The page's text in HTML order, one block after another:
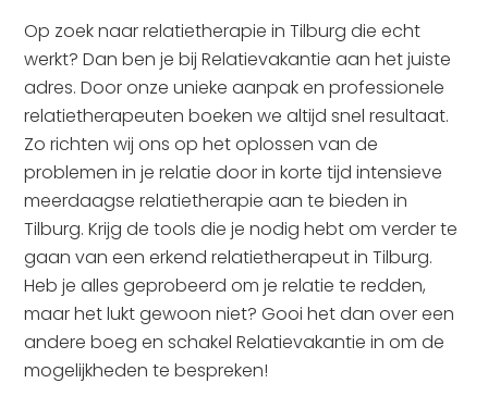
Op zoek naar relatietherapie in Tilburg die echt
werkt? Dan ben je bij Relatievakantie aan het juiste
adres. Door onze unieke aanpak en professionele
relatietherapeuten boeken we altijd snel resultaat.
Zo richten wij ons op het oplossen van de
problemen in je relatie door in korte tijd intensieve
meerdaagse relatietherapie aan te bieden in
Tilburg. Krijg de tools die je nodig hebt om verder te
gaan van een erkend relatietherapeut in Tilburg.
Heb je alles geprobeerd om je relatie te redden,
maar het lukt gewoon niet? Gooi het dan over een
andere boeg en schakel Relatievakantie in om de
mogelijkheden te bespreken!